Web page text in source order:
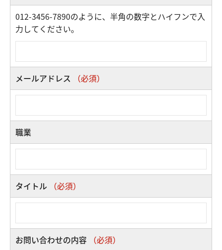
012-3456-7890のように、半角の数字とハイフンで入
力してください。
メールアドレス （必須）
職業
タイトル （必須）
お問い合わせの内容
（必須）